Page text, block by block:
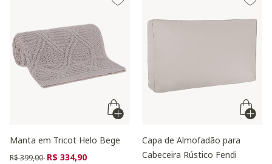
Manta em Tricot Helo Bege
Preço reduzido de
R$ 399,00 para
R$ 334,90
Capa de Almofadão para
Cabeceira Rústico Fendi